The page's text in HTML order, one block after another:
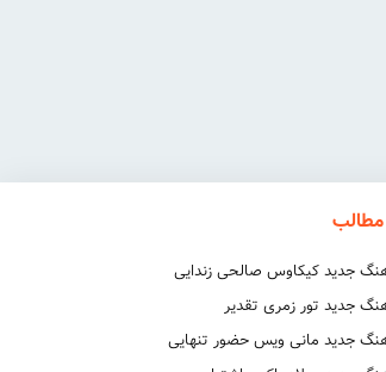
جدید کیکاوس صالحی زندایی
جدید تور زمری تقدیر
جدید مانی ویس حضور تنهایی